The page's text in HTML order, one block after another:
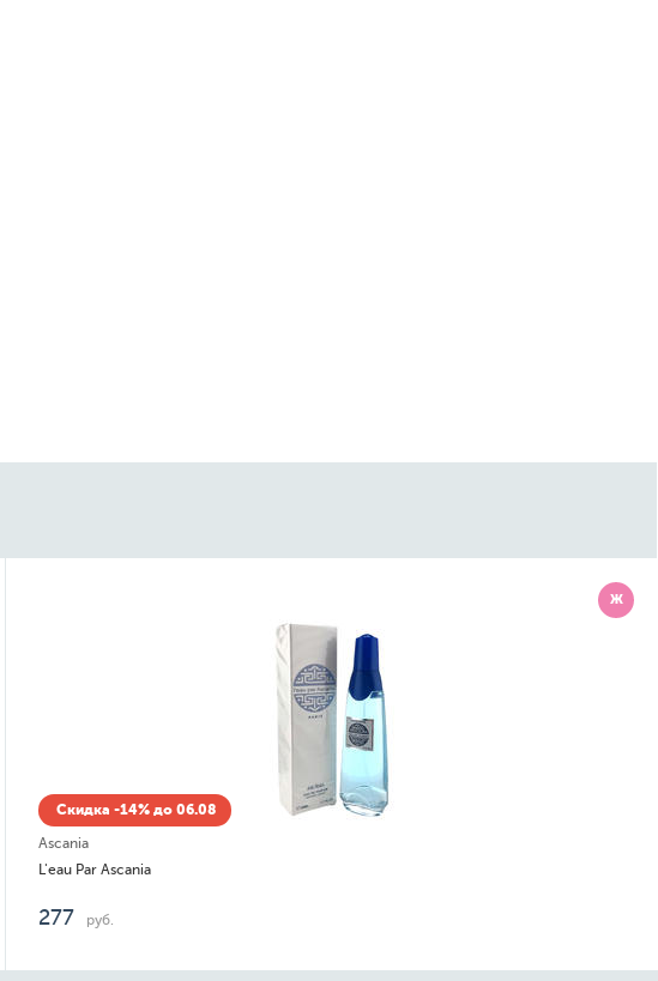
Скидка -14% до 06.08